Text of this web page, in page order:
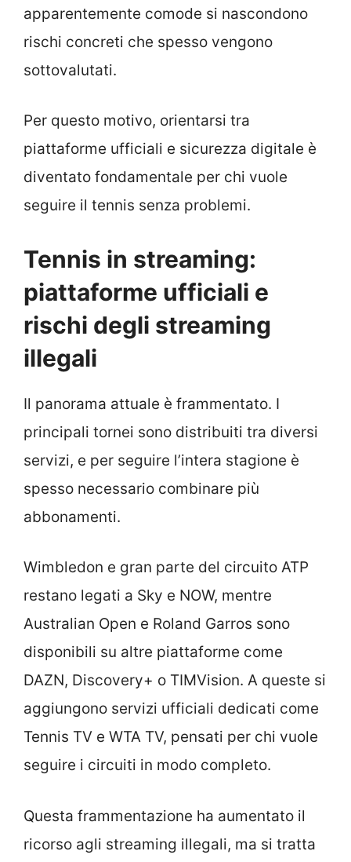
apparentemente comode si nascondono
rischi concreti che spesso vengono
sottovalutati.
Per questo motivo, orientarsi tra
piattaforme ufficiali e sicurezza digitale è
diventato fondamentale per chi vuole
seguire il tennis senza problemi.
Tennis in streaming:
piattaforme ufficiali e
rischi degli streaming
illegali
Il panorama attuale è frammentato. I
principali tornei sono distribuiti tra diversi
servizi, e per seguire l’intera stagione è
spesso necessario combinare più
abbonamenti.
Wimbledon e gran parte del circuito ATP
restano legati a Sky e NOW, mentre
Australian Open e Roland Garros sono
disponibili su altre piattaforme come
DAZN, Discovery+ o TIMVision. A queste si
aggiungono servizi ufficiali dedicati come
Tennis TV e WTA TV, pensati per chi vuole
seguire i circuiti in modo completo.
Questa frammentazione ha aumentato il
ricorso agli streaming illegali, ma si tratta